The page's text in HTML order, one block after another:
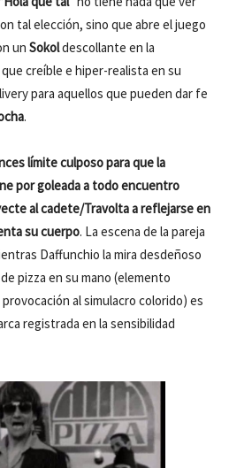
tal elección, sino que abre el juego
un Sokoldescollante en la
creíble e hiper-realista en su
para aquellos que pueden dar fe
.
límite culposo para que la
por goleada a todo encuentro
al cadete/Travolta a reflejarse en
su cuerpo. La escena de la pareja
Daffunchio la mira desdeñoso
pizza en su mano (elemento
provocación al simulacro colorido) es
registrada en la sensibilidad